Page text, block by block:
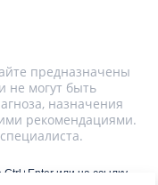
предназначены
не могут быть
назначения
рекомендациями.
или на ссылку